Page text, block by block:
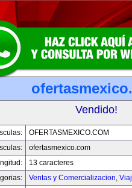
Vendido!
OFERTASMEXICO.COM
ofertasmexico.com
13 caracteres
Ventas y Comercializacion,